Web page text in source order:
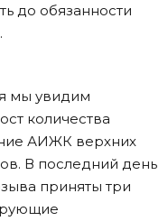
до обязанности
мы увидим
количества
АИЖК верхних
В последний день
приняты три